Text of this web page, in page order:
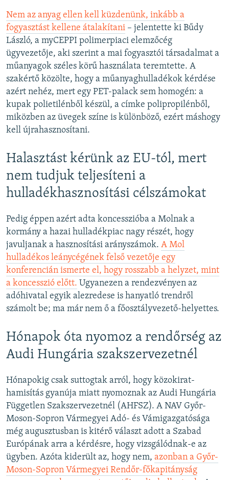
Nem az anyag ellen kell küzdenünk, inkább a
fogyasztást kellene átalakítani – jelentette ki Bűdy
László, a myCEPPI polimerpiaci elemzőcég
ügyvezetője, aki szerint a mai fogyasztói társadalmat a
műanyagok széles körű használata teremtette. A
szakértő közölte, hogy a műanyaghulladékok kérdése
azért nehéz, mert egy PET-palack sem homogén: a
kupak polietilénből készül, a címke polipropilénből,
miközben az üvegek színe is különböző, ezért máshogy
kell újrahasznosítani.
Halasztást kérünk az EU-tól, mert
nem tudjuk teljesíteni a
hulladékhasznosítási célszámokat
Pedig éppen azért adta koncesszióba a Molnak a
kormány a hazai hulladékpiac nagy részét, hogy
javuljanak a hasznosítási arányszámok. A Mol
hulladékos leánycégének felső vezetője egy
konferencián ismerte el, hogy rosszabb a helyzet, mint
a koncesszió előtt. Ugyanezen a rendezvényen az
adóhivatal egyik alezredese is hanyatló trendről
számolt be; ma már nem ő a főosztályvezető-helyettes.
Hónapok óta nyomoz a rendőrség az
Audi Hungária szakszervezetnél
Hónapokig csak suttogtak arról, hogy közokirat-
hamisítás gyanúja miatt nyomoznak az Audi Hungária
Független Szakszervezetnél (AHFSZ). A NAV Győr-
Moson-Sopron Vármegyei Adó- és Vámigazgatósága
még augusztusban is kitérő választ adott a Szabad
Európának arra a kérdésre, hogy vizsgálódnak-e az
ügyben. Azóta kiderült az, hogy nem, azonban a Győr-
Moson-Sopron Vármegyei Rendőr-főkapitányság